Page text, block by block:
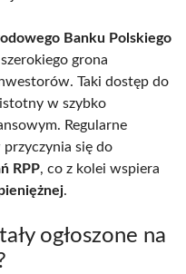
Banku Polskiego
grona
Taki dostęp do
w szybko
Regularne
się do
RPP, co z kolei wspiera
.
ogłoszone na